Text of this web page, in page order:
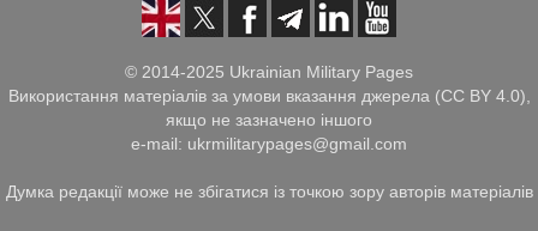
© 2014-2025 Ukrainian Military Pages
Використання матеріалів за умови вказання джерела (CC BY 4.0),
якщо не зазначено іншого
e-mail: ukrmilitarypages@gmail.com
Думка редакції може не збігатися із точкою зору авторів матеріалів